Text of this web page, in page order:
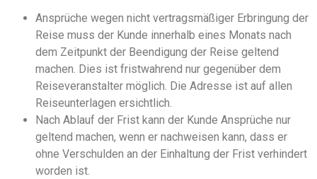
Ansprüche wegen nicht vertragsmäßiger Erbringung der
Reise muss der Kunde innerhalb eines Monats nach
dem Zeitpunkt der Beendigung der Reise geltend
machen. Dies ist fristwahrend nur gegenüber dem
Reiseveranstalter möglich. Die Adresse ist auf allen
Reiseunterlagen ersichtlich.
Nach Ablauf der Frist kann der Kunde Ansprüche nur
geltend machen, wenn er nachweisen kann, dass er
ohne Verschulden an der Einhaltung der Frist verhindert
worden ist.